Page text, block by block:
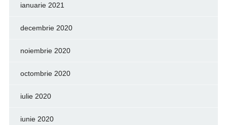
ianuarie 2021
decembrie 2020
noiembrie 2020
octombrie 2020
iulie 2020
iunie 2020